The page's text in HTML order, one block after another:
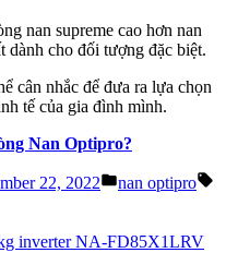
nan supreme cao hơn nan
dành cho đối tượng đặc biệt.
cân nhắc để đưa ra lựa chọn
tế của gia đình mình.
Nan Optipro?
22, 2022
Posted
nan optipro
inverter NA-FD85X1LRV